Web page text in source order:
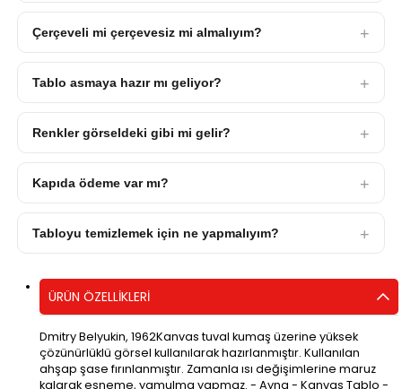
Çerçeveli mi çerçevesiz mi almalıyım?
Tablo asmaya hazır mı geliyor?
Renkler görseldeki gibi mi gelir?
Kapıda ödeme var mı?
Tabloyu temizlemek için ne yapmalıyım?
ÜRÜN ÖZELLIKLERI
Dmitry Belyukin, 1962Kanvas tuval kumaş üzerine yüksek
çözünürlüklü görsel kullanılarak hazırlanmıştır. Kullanılan
ahşap şase fırınlanmıştır. Zamanla ısı değişimlerine maruz
kalarak esneme, yamulma yapmaz. - Ayna - Kanvas Tablo -